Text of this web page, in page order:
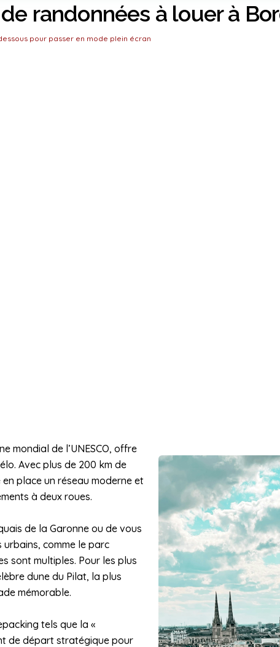
randonnées à louer à
pour passer en mode plein écran
mondial de l’UNESCO, offre
Avec plus de 200 km de
place un réseau moderne et
à deux roues.
de la Garonne ou de vous
comme le parc
sont multiples. Pour les plus
dune du Pilat, la plus
mémorable.
tels que la «
de départ stratégique pour